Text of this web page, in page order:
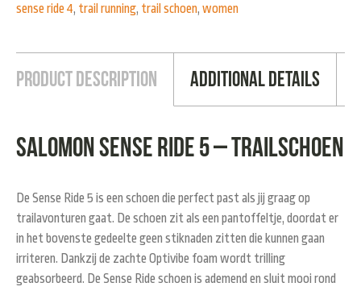
sense ride 4, trail running, trail schoen, women
Product Description Additional Details
Salomon Sense Ride 5 – trailschoen
De Sense Ride 5 is een schoen die perfect past als jij graag op
trailavonturen gaat. De schoen zit als een pantoffeltje, doordat er
in het bovenste gedeelte geen stiknaden zitten die kunnen gaan
irriteren. Dankzij de zachte Optivibe foam wordt trilling
geabsorbeerd. De Sense Ride schoen is ademend en sluit mooi rond